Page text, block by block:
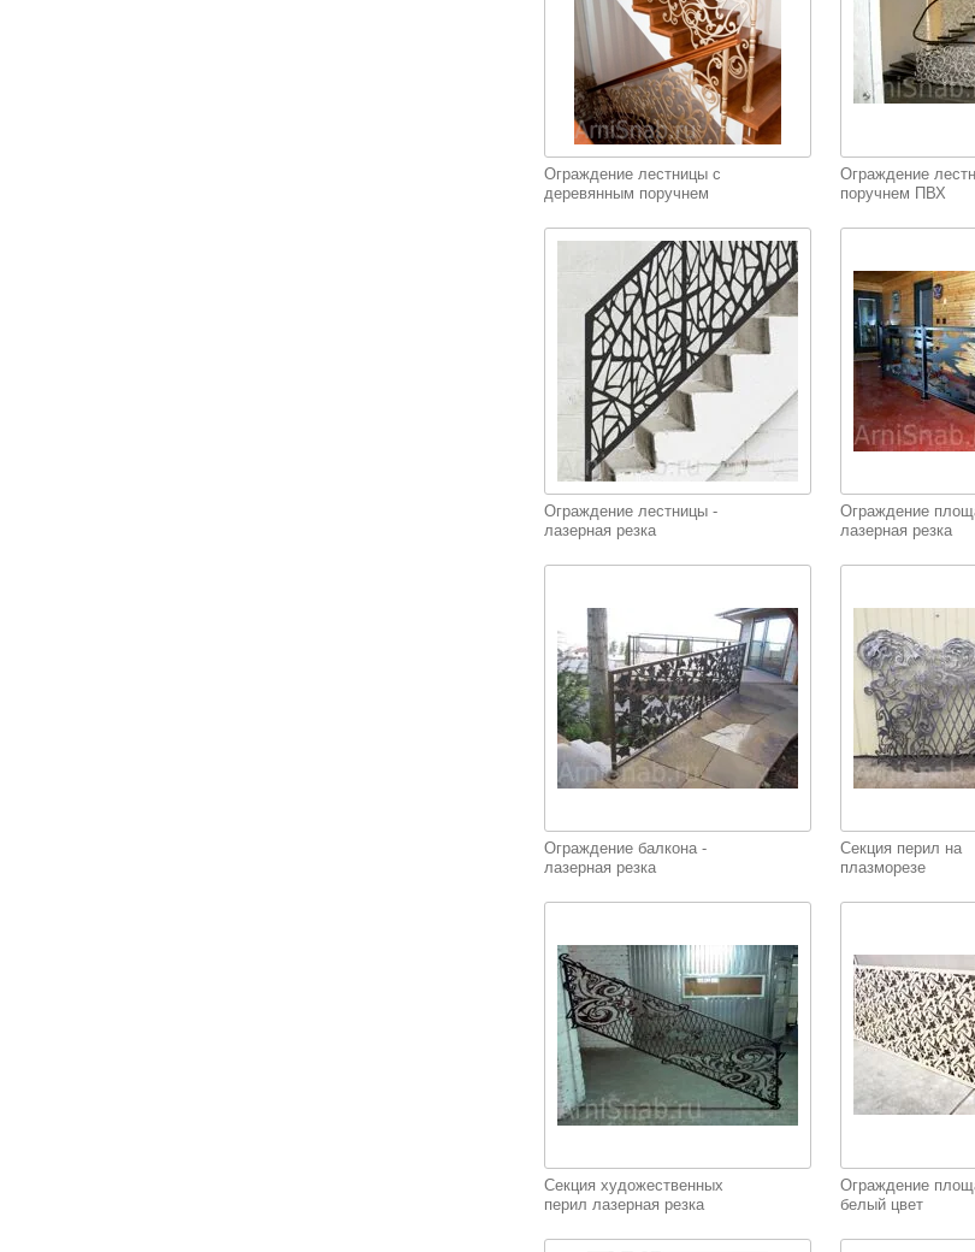
Ограждение лестницы с
деревянным поручнем
Ограждение
поручнем ПВХ
Ограждение лестницы -
лазерная резка
Ограждение
лазерная резка
Ограждение балкона -
лазерная резка
Секция перил на
плазморезе
Секция художественных
перил лазерная резка
Ограждение
белый цвет